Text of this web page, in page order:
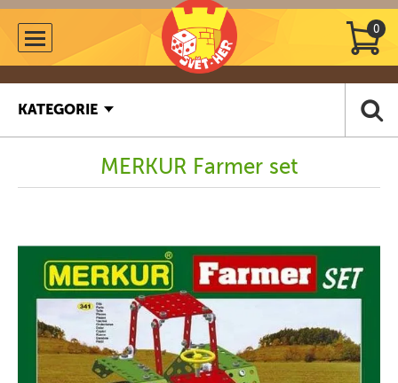
0
KATEGORIE
MERKUR Farmer set